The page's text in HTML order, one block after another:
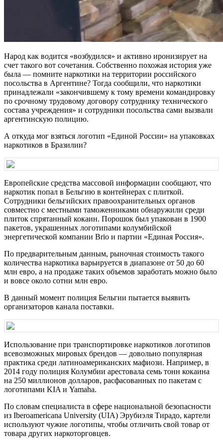
Народ как водится «возбудился» и активно иронизирует на
счет такого вот сочетания. Собственно похожая история уже
была — помните наркотики на территории российского
посольства в Аргентине? Тогда сообщили, что наркотики
принадлежали «закончившему к тому времени командировку
по срочному трудовому договору сотруднику технического
состава учреждения» и сотрудники посольства сами вызвали
аргентинскую полицию.
А откуда мог взяться логотип «Единой России» на упаковках
наркотиков в Бразилии?
Европейские средства массовой информации сообщают, что
наркотик попал в Бельгию в контейнерах с плиткой.
Сотрудники бельгийских правоохранительных органов
совместно с местными таможенниками обнаружили среди
плиток спрятанный кокаин. Порошок был упакован в 1900
пакетов, украшенных логотипами колумбийской
энергетической компании Brio и партии «Единая Россия».
По предварительным данным, рыночная стоимость такого
количества наркотика варьируется в диапазоне от 50 до 60
млн евро, а на продаже таких объемов заработать можно было
и вовсе около сотни млн евро.
В данный момент полиция Бельгии пытается выявить
организаторов канала поставки.
Использование при транспортировке наркотиков логотипов
всевозможных мировых брендов — довольно популярная
практика среди латиноамериканских мафиози. Например, в
2014 году полиция Колумбии арестовала семь тонн кокаина
на 250 миллионов долларов, расфасованных по пакетам с
логотипами KIA и Yamaha.
По словам специалиста в сфере национальной безопасности
из Iberoamericana University (UIA) Эрубиэля Тирадо, картели
используют чужие логотипы, чтобы отличить свой товар от
товара других наркоторговцев.